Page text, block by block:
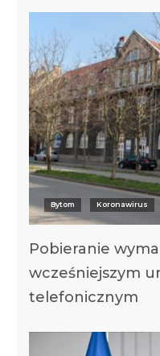
Bytom Koronawirus
Pobieranie
wcześniejszym
telefonicznym